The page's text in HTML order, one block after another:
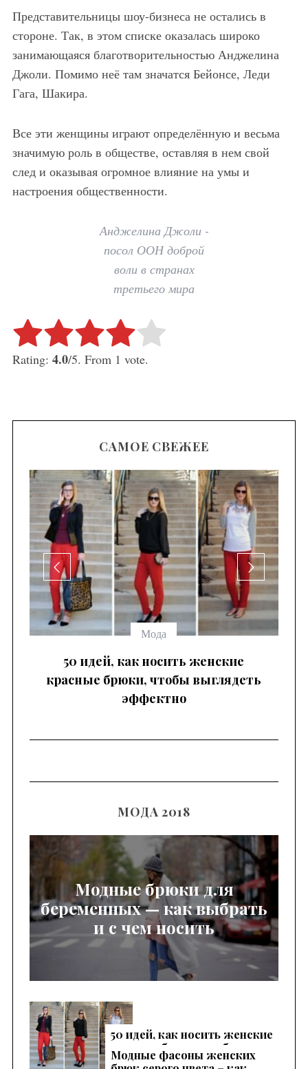
Представительницы шоу-бизнеса не остались в
стороне. Так, в этом списке оказалась широко
занимающаяся благотворительностью Анджелина
Джоли. Помимо неё там значатся Бейонсе, Леди
Гага, Шакира.
Все эти женщины играют определённую и весьма
значимую роль в обществе, оставляя в нем свой
след и оказывая огромное влияние на умы и
настроения общественности.
Анджелина Джоли -
посол ООН доброй
воли в странах
третьего мира
Rate this item: Submit Rating
Rating: 4.0/5. From 1 vote.
САМОЕ СВЕЖЕЕ
Мода
50 идей, как носить женские
красные брюки, чтобы выглядеть
эффектно
МОДА 2018
Модные брюки для
беременных — как выбрать
и с чем носить
50 идей, как носить женские
красные брюки, чтобы
выглядеть эффектно
Модные фасоны женских